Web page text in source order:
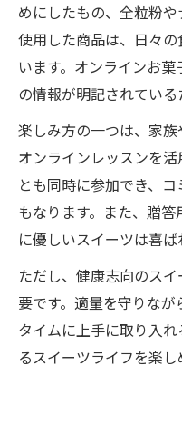
めにしたもの、全粒粉
使用した商品は、日々
います。オンラインお
の情報が明記されている
楽しみ方の一つは、家族
オンラインレッスンを
とも同時に参加でき、
もなります。また、贈
に優しいスイーツは喜ば
ただし、健康志向のス
要です。適量を守りな
タイムに上手に取り入
るスイーツライフを楽し